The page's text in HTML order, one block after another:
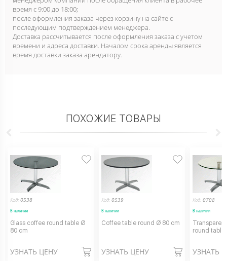
время с 9:00 до 18:00;
после оформления заказа через корзину на сайте с
последующим подтверждением менеджера.
Доставка рассчитывается после оформления заказа с учетом
времени и адреса доставки. Началом срока аренды является
время доставки заказа арендатору.
ПОХОЖИЕ ТОВАРЫ
Код: 0538
В наличии
Glass coffee round table Ø
80 cm
УЗНАТЬ ЦЕНУ
Код: 0539
В наличии
Coffee table round Ø 80 cm
УЗНАТЬ ЦЕНУ
Код: 0708
В наличии
round table
УЗНАТЬ